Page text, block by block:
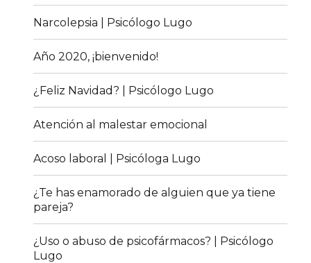
Narcolepsia | Psicólogo Lugo
Año 2020, ¡bienvenido!
¿Feliz Navidad? | Psicólogo Lugo
Atención al malestar emocional
Acoso laboral | Psicóloga Lugo
¿Te has enamorado de alguien que ya tiene
pareja?
¿Uso o abuso de psicofármacos? | Psicólogo
Lugo